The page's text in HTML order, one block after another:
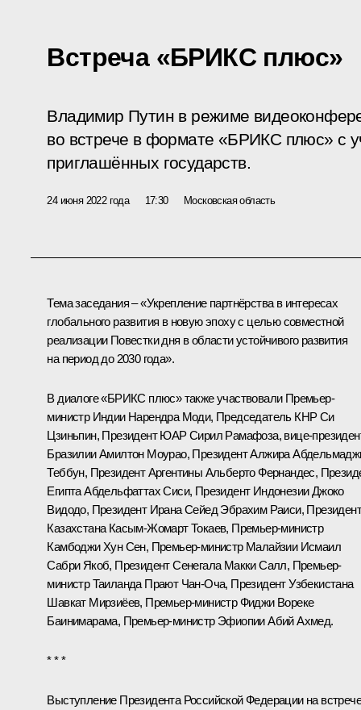
Встреча «БРИКС плюс»
Владимир Путин в режиме
во встрече в формате «БРИКС плюс» с
приглашённых государств.
24 июня 2022 года 17:30 Московская область
Тема заседания – «Укрепление партнёрства в интересах
глобального развития в новую эпоху с целью совместной
реализации Повестки дня в области устойчивого развития
на период до 2030 года».
В диалоге «БРИКС плюс» также участвовали Премьер-
министр Индии Нарендра Моди, Председатель КНРСи
Цзиньпин, Президент ЮАРСирил Рамафоза, вице-
Бразилии Амилтон Моурао, Президент Алжира
Теббун, Президент Аргентины Альберто Фернандес,
ЕгиптаАбдельфаттах Сиси, Президент ИндонезииДжоко
Видодо, Президент Ирана Сейед Эбрахим Раиси,
Казахстана Касым-Жомарт Токаев, Премьер-министр
Камбоджи Хун Сен, Премьер-министр Малайзии Исмаил
Сабри Якоб, Президент Сенегала Макки Салл, Премьер-
министр Таиланда Прают Чан-Оча, Президент Узбекистана
Шавкат Мирзиёев, Премьер-министр Фиджи Вореке
Баинимарама, Премьер-министр Эфиопии Абий Ахмед.
* * *
Выступление Президента Российской Федерации на встрече